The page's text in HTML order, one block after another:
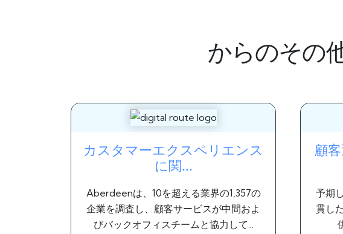
からのその
カスタマーエクスペリエンス
に関...
Aberdeenは、10を超える業界の1,357の
企業を調査し、顧客サービスが中間およ
びバックオフィスチームと協力して...
顧
予期
貫し